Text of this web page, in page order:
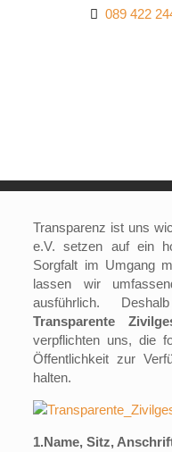
089 422
Transparenz ist uns
e.V. setzen auf ein
Sorgfalt im Umgang
lassen wir
ausführlich.
Transparente
verpflichten uns, die
Öffentlichkeit zur
halten.
1.Name, Sitz,